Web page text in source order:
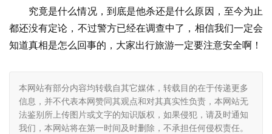
究竟是什么情况，到底是他杀还是什么原因，至今为止
都还没有定论，不过警方已经在调查中了，相信我们一定会
知道真相是怎么回事的，大家出行旅游一定要注意安全啊！
本网站有部分内容均转载自其它媒体，转载目的在于传递更多
信息，并不代表本网赞同其观点和对其真实性负责，本网站无
法鉴别所上传图片或文字的知识版权，如果侵犯，请及时通知
我们，本网站将在第一时间及时删除，不承担任何侵权责任。